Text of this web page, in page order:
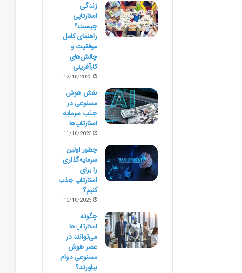
زندگی
استارتاپی
چیست؟
راهنمای کامل
موفقیت و
چالش‌های
کارآفرینی
12/10/2025
نقش هوش
مصنوعی در
جذب سرمایه
استارتاپ‌ها
11/10/2025
چطور اولین
سرمایه‌گذاری
را برای
استارتاپ جذب
کنیم؟
10/10/2025
چگونه
استارتاپ‌ها
می‌توانند در
عصر هوش
مصنوعی دوام
بیاورند؟